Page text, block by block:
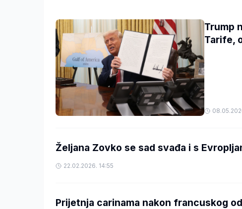
Trump
Tarife,
Željana Zovko se sad svađa i s
22.02.2026. 14:55
Prijetnja carinama nakon francuskog